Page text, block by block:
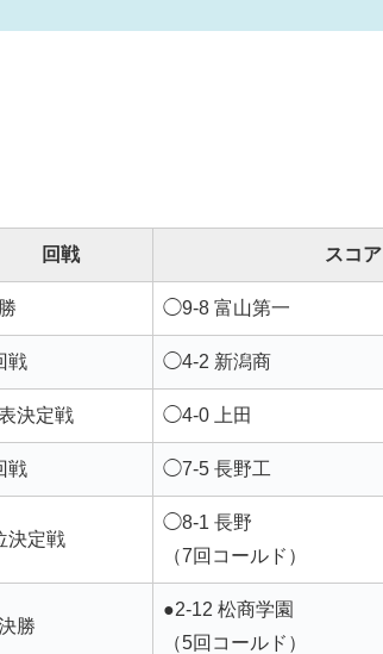
回戦 スコア
◯9-8 富山第一
戦 ◯4-2 新潟商
決定戦 ◯4-0 上田
戦 ◯7-5 長野工
決定戦
◯8-1 長野
（7回コールド）
勝
●2-12 松商学園
（5回コールド）